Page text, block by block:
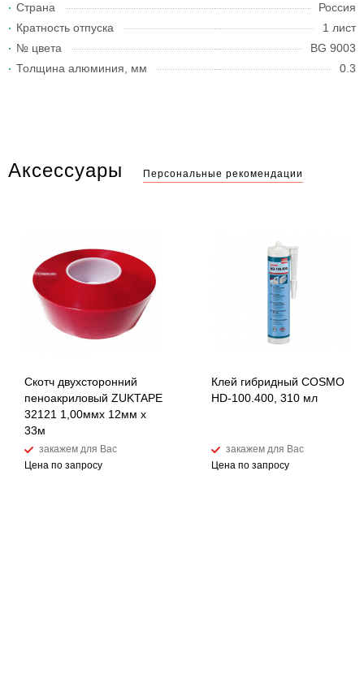
Страна
Россия
Кратность отпуска
1 лист
№ цвета
BG 9003
Толщина алюминия, мм
0.3
Аксессуары Персональные рекомендации
Скотч двухсторонний
пеноакриловый ZUKTAPE
32121 1,00ммх 12мм х
33м
закажем для Вас
Цена по запросу
Клей гибридный COSMO
HD-100.400, 310 мл
закажем для Вас
Цена по запросу